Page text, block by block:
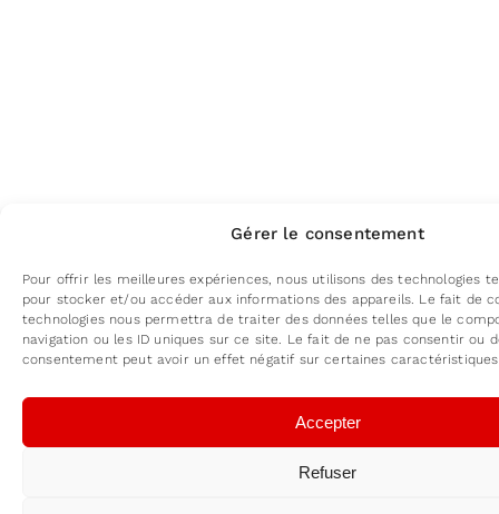
Gérer le consentement
Pour offrir les meilleures expériences, nous utilisons des technologies
pour stocker et/ou accéder aux informations des appareils. Le fait de
technologies nous permettra de traiter des données telles que le
navigation ou les ID uniques sur ce site. Le fait de ne pas consentir ou
consentement peut avoir un effet négatif sur certaines
Accepter
Refuser